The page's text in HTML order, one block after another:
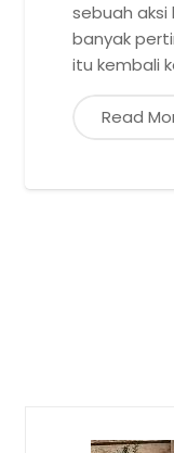
sebuah aksi
banyak
itu kembali
Read